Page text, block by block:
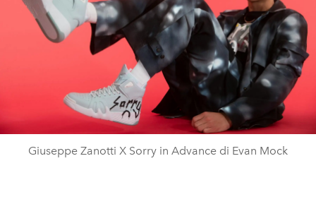
Giuseppe Zanotti X Sorry in Advance di Evan Mock